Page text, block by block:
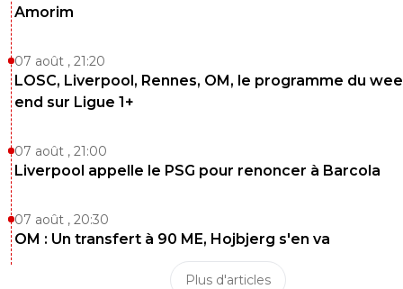
Amorim
07 août , 21:20
LOSC, Liverpool, Rennes, OM, le programme du
end sur Ligue 1+
07 août , 21:00
Liverpool appelle le PSG pour renoncer à Barcola
07 août , 20:30
OM : Un transfert à 90 ME, Hojbjerg s'en va
Plus d'articles